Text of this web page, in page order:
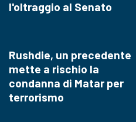
l'oltraggio al Senato
Rushdie, un precedente
mette a rischio la
condanna di Matar per
terrorismo